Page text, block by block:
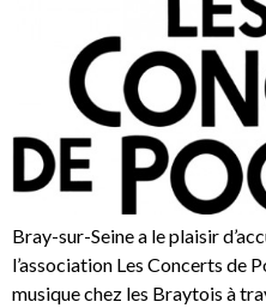
Bray-sur-Seine a le plaisir
l’association Les Concerts de
musique chez les Braytois à